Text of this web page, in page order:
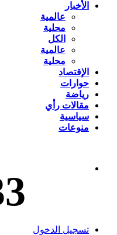
الأخبار
عالمية
محلية
الكل
عالمية
محلية
الإقتصاد
حوارات
رياضة
مقالات رأي
سياسية
منوعات
تسجيل الدخول